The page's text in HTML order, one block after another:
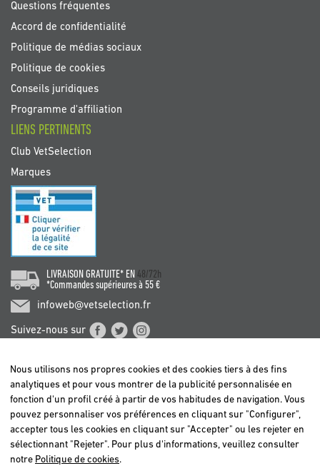
Questions fréquentes
Accord de confidentialité
Politique de médias sociaux
Politique de cookies
Conseils juridiques
Programme d'affiliation
LIENS PERTINENTS
Club VetSelection
Marques
LIVRAISON GRATUITE* EN 48/72h
*Commandes supérieures à 55 €
infoweb@vetselection.fr
Suivez-nous sur
BELGIË / BELGIQUE
DEUTSCHLAND
Nous utilisons nos propres cookies et des cookies tiers à des fins
analytiques et pour vous montrer de la publicité personnalisée en
fonction d'un profil créé à partir de vos habitudes de navigation. Vous
pouvez personnaliser vos préférences en cliquant sur "Configurer",
accepter tous les cookies en cliquant sur "Accepter" ou les rejeter en
sélectionnant "Rejeter". Pour plus d'informations, veuillez consulter
notre Politique de cookies.